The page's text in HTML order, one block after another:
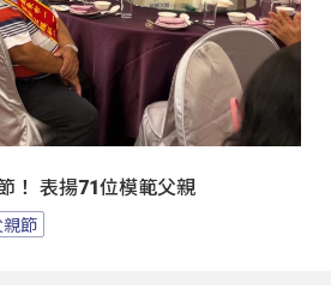
！ 表揚71位模範父親
親節